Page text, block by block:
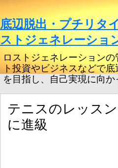
底辺脱出・プチリタ
ストジェネレーショ
ロストジェネレーション
ト投資やビジネスなどで
を目指し、自己実現に向か
テニスのレッス
に進級